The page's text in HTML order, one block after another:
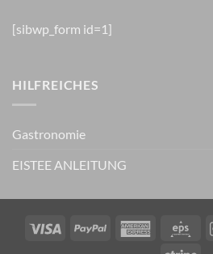
[sibwp_form id=1]
HILFREICHES
Gastronomie
EISTEE ANLEITUNG
Visa PayPal
American
Eps